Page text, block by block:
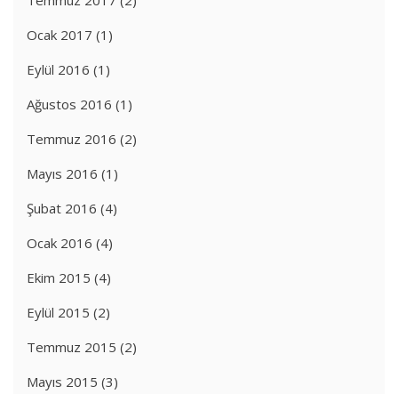
Ocak 2017 (1)
Eylül 2016 (1)
Ağustos 2016 (1)
Temmuz 2016 (2)
Mayıs 2016 (1)
Şubat 2016 (4)
Ocak 2016 (4)
Ekim 2015 (4)
Eylül 2015 (2)
Temmuz 2015 (2)
Mayıs 2015 (3)